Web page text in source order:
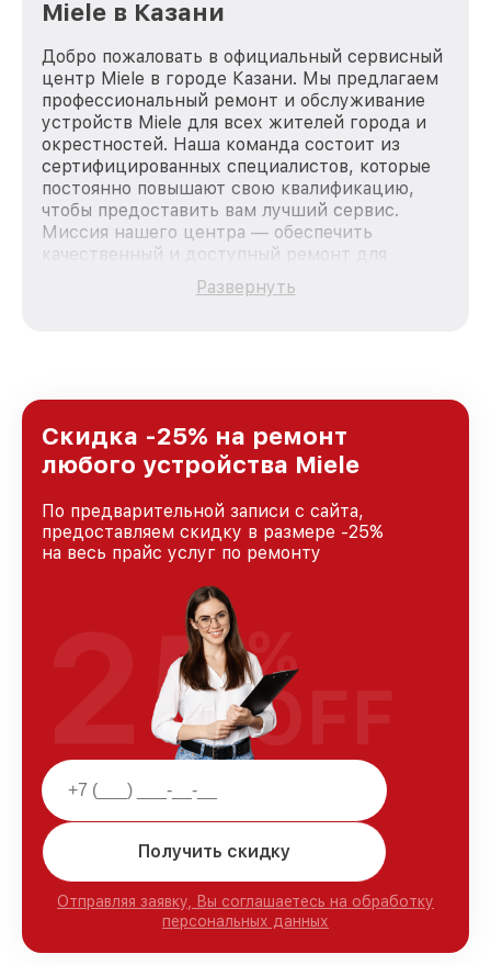
Miele в Казани
Добро пожаловать в официальный сервисный
центр Miele в городе Казани. Мы предлагаем
профессиональный ремонт и обслуживание
устройств Miele для всех жителей города и
окрестностей. Наша команда состоит из
сертифицированных специалистов, которые
постоянно повышают свою квалификацию,
чтобы предоставить вам лучший сервис.
Миссия нашего центра — обеспечить
качественный и доступный ремонт для
каждого пользователя продукции Miele, вне
зависимости от сложности поломки. Мы
и лояльности наших клиентов.
Развернуть
Скидка -25% на ремонт
любого устройства Miele
По предварительной записи с сайта,
предоставляем скидку в размере -25%
на весь прайс услуг по ремонту
Получить скидку
Отправляя заявку, Вы соглашаетесь на обработку
персональных данных
25%
OFF